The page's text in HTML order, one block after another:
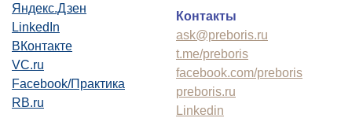
Яндекс.Дзен
LinkedIn
ВКонтакте
VC.ru
Facebook/Практика
RB.ru
Контакты
ask@preboris.ru
t.me/preboris
facebook.com/preboris
preboris.ru
Linkedin